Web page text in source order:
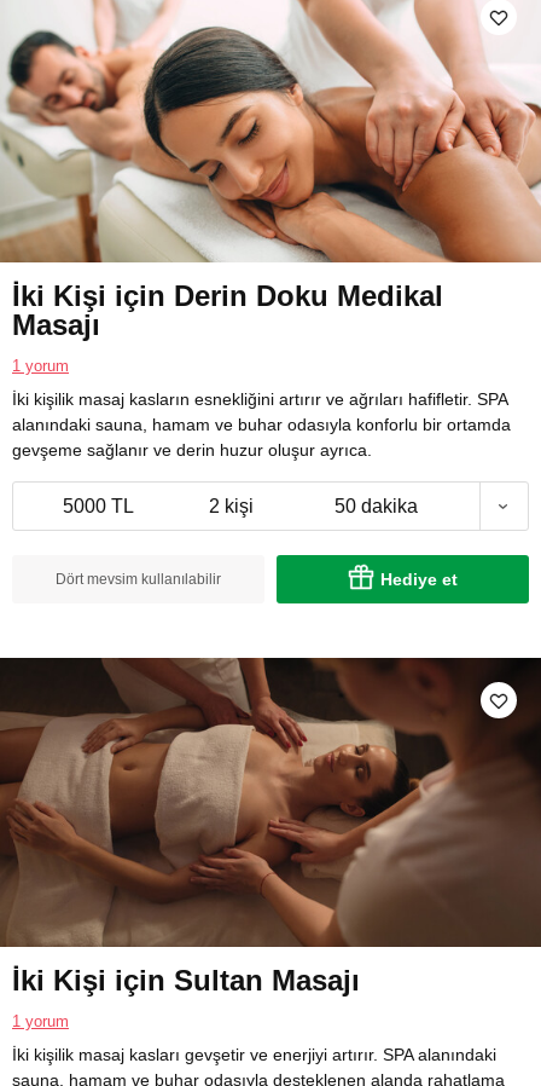
İki Kişi için Derin Doku Medikal
Masajı
1 yorum
İki kişilik masaj kasların esnekliğini artırır ve ağrıları hafifletir. SPA
alanındaki sauna, hamam ve buhar odasıyla konforlu bir ortamda
gevşeme sağlanır ve derin huzur oluşur ayrıca.
5000 TL 2 kişi 50 dakika
Dört mevsim kullanılabilir Hediye et
İki Kişi için Sultan Masajı
1 yorum
İki kişilik masaj kasları gevşetir ve enerjiyi artırır. SPA alanındaki
sauna, hamam ve buhar odasıyla desteklenen alanda rahatlama